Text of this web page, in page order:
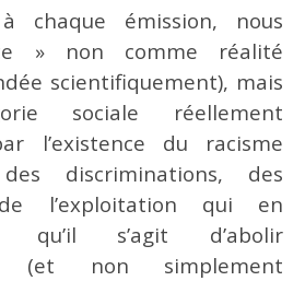
chaque émission, nous
» non comme réalité
scientifiquement), mais
sociale réellement
l’existence du racisme
discriminations, des
l’exploitation qui en
qu’il s’agit d’abolir
(et non simplement